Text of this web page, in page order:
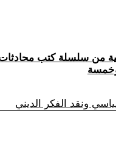
من سلسلة كتب
وخمسة
ونقد الفكر الديني